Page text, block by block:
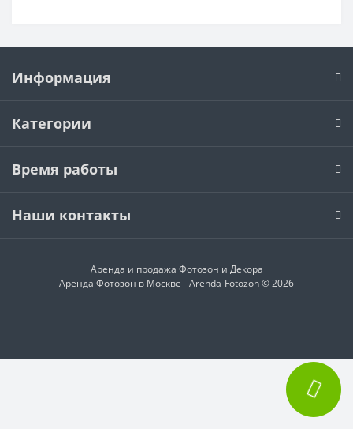
Информация
Категории
Время работы
Наши контакты
Аренда и продажа Фотозон и Декора
Аренда Фотозон в Москве - Arenda-Fotozon © 2026